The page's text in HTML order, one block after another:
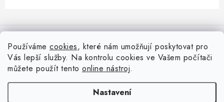
Používáme cookies, které nám umožňují poskytovat pro
Vás lepší služby. Na kontrolu cookies ve Vašem počítači
můžete použít tento online nástroj.
Nastavení
á
Doprava
Nepřehlédněte
Blog s nápady a návody